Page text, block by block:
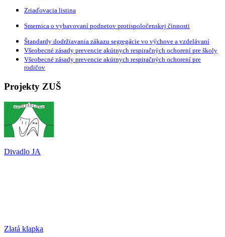
Zriaďovacia listina
Smernica o vybavovaní podnetov protispoločenskej činnosti
Štandardy dodržiavania zákazu segregácie vo výchove a vzdelávaní
Všeobecné zásady prevencie akútnych respiračných ochorení pre školy
Všeobecné zásady prevencie akútnych respiračných ochorení pre
rodičov
Projekty ZUŠ
Divadlo JA
Zlatá klapka